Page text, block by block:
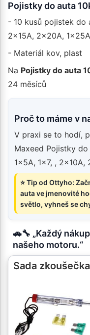
Pojistky do auta
- 10 kusů pojistek do
2x15A, 2x20A,
- Materiál kov, plast
Na Pojistky do auta
24 měsíců
Proč to máme v
V praxi se to hodí,
Maxeed Pojistky
1x5A, 1x7, ,
⭐ Tip od Ottyho:
auta ve jmenovité
světlo, vyhneš se
🚗🔧 „Každý
našeho motoru.“
Sada